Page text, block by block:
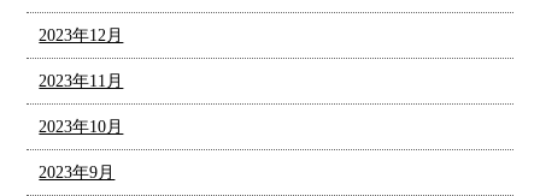
2023年12月
2023年11月
2023年10月
2023年9月